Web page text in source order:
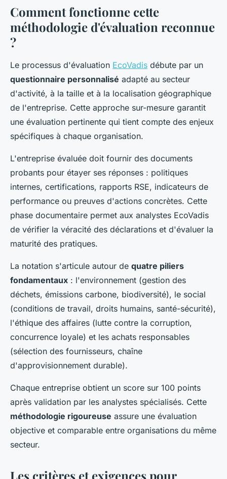
Comment fonctionne cette
méthodologie d'évaluation reconnue
?
Le processus d'évaluation EcoVadis débute par un
questionnaire personnalisé adapté au secteur
d'activité, à la taille et à la localisation géographique
de l'entreprise. Cette approche sur-mesure garantit
une évaluation pertinente qui tient compte des enjeux
spécifiques à chaque organisation.
L'entreprise évaluée doit fournir des documents
probants pour étayer ses réponses : politiques
internes, certifications, rapports RSE, indicateurs de
performance ou preuves d'actions concrètes. Cette
phase documentaire permet aux analystes EcoVadis
de vérifier la véracité des déclarations et d'évaluer la
maturité des pratiques.
La notation s'articule autour de quatre piliers
fondamentaux : l'environnement (gestion des
déchets, émissions carbone, biodiversité), le social
(conditions de travail, droits humains, santé-sécurité),
l'éthique des affaires (lutte contre la corruption,
concurrence loyale) et les achats responsables
(sélection des fournisseurs, chaîne
d'approvisionnement durable).
Chaque entreprise obtient un score sur 100 points
après validation par les analystes spécialisés. Cette
méthodologie rigoureuse assure une évaluation
objective et comparable entre organisations du même
secteur.
Les critères et exigences pour